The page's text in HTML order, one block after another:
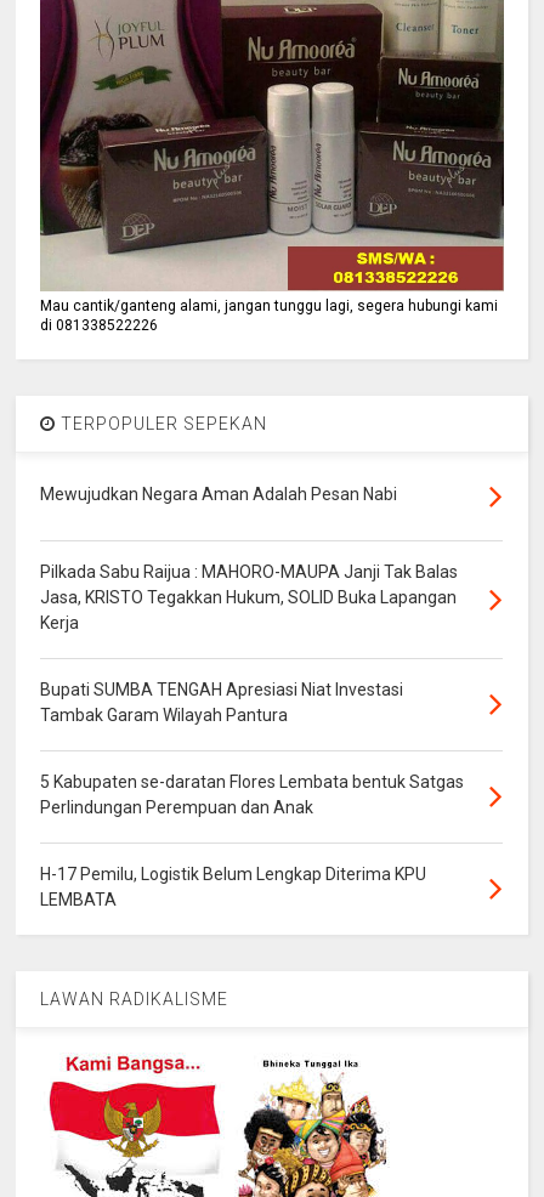
sudah bisa melakukan kontak. Kita sedang mencari 3 (tiga)
WNI lainnya,” kata Menlu di kantor Wakil Presiden, Jakarta,
Jumat (15/3) siang.
Bagi keluarga dan kerabat yang membutuhkan informasi
lebih lanjut dan bantuan konsuler mengenai insiden
penembakan di Masjid Al Noor, Cristchurch itu, menurut
Kemlu, dapat menghubungi hotline KBRI Wellington,
+64211950980 dan +64 22 3812 065. (ES)
Mau cantik/ganteng alami, jangan tunggu lagi, segera hubungi kami
di 081338522226
TERPOPULER SEPEKAN
Mewujudkan Negara Aman Adalah Pesan Nabi
Pilkada Sabu Raijua : MAHORO-MAUPA Janji Tak Balas
Jasa, KRISTO Tegakkan Hukum, SOLID Buka Lapangan
Kerja
Bupati SUMBA TENGAH Apresiasi Niat Investasi
Tambak Garam Wilayah Pantura
5 Kabupaten se-daratan Flores Lembata bentuk Satgas
Perlindungan Perempuan dan Anak
H-17 Pemilu, Logistik Belum Lengkap Diterima KPU
LEMBATA
LAWAN RADIKALISME